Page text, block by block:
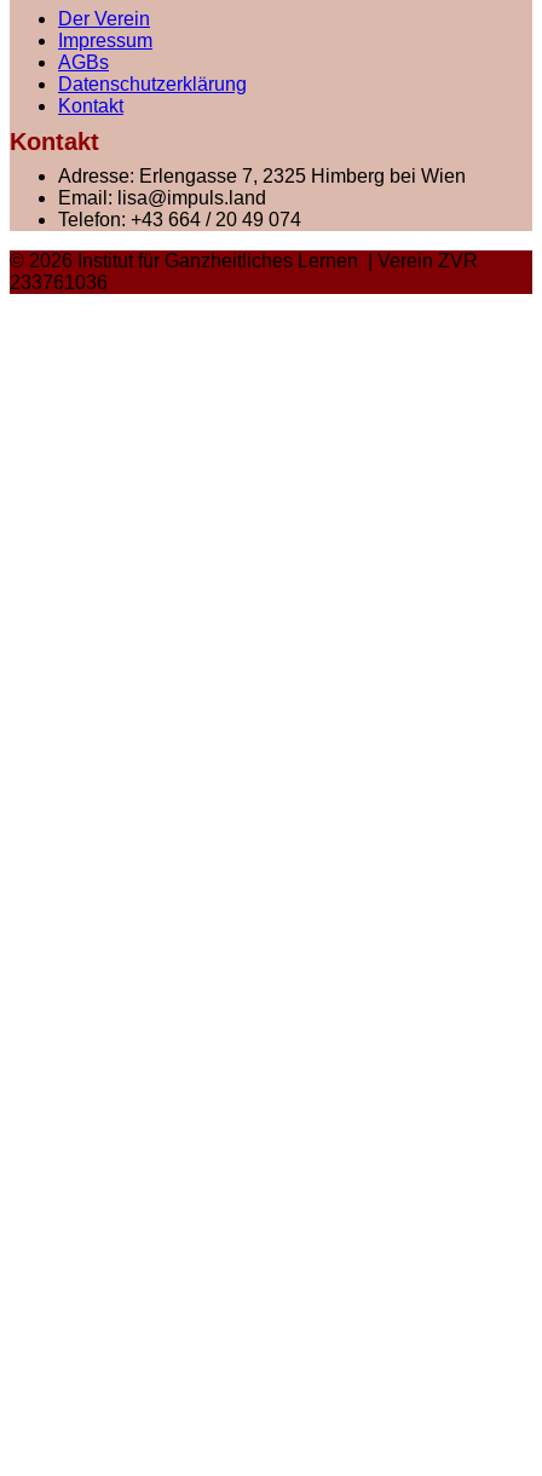
Der Verein
Impressum
AGBs
Datenschutzerklärung
Kontakt
Kontakt
Adresse: Erlengasse 7, 2325 Himberg bei Wien
Email: lisa@impuls.land
Telefon: +43 664 / 20 49 074
© 2026 Institut für Ganzheitliches Lernen | Verein ZVR
233761036